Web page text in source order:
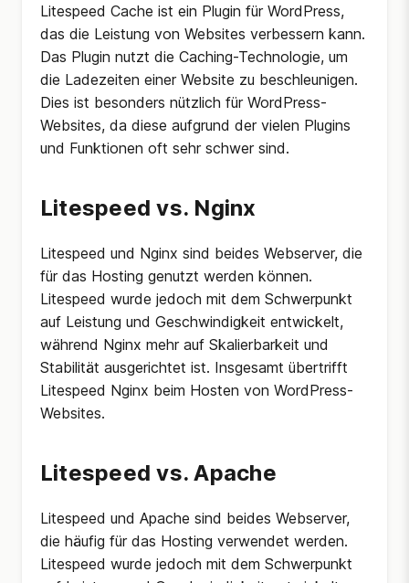
Litespeed Cache ist ein Plugin für WordPress,
das die Leistung von Websites verbessern kann.
Das Plugin nutzt die Caching-Technologie, um
die Ladezeiten einer Website zu beschleunigen.
Dies ist besonders nützlich für WordPress-
Websites, da diese aufgrund der vielen Plugins
und Funktionen oft sehr schwer sind.
Litespeed vs. Nginx
Litespeed und Nginx sind beides Webserver, die
für das Hosting genutzt werden können.
Litespeed wurde jedoch mit dem Schwerpunkt
auf Leistung und Geschwindigkeit entwickelt,
während Nginx mehr auf Skalierbarkeit und
Stabilität ausgerichtet ist. Insgesamt übertrifft
Litespeed Nginx beim Hosten von WordPress-
Websites.
Litespeed vs. Apache
Litespeed und Apache sind beides Webserver,
die häufig für das Hosting verwendet werden.
Litespeed wurde jedoch mit dem Schwerpunkt